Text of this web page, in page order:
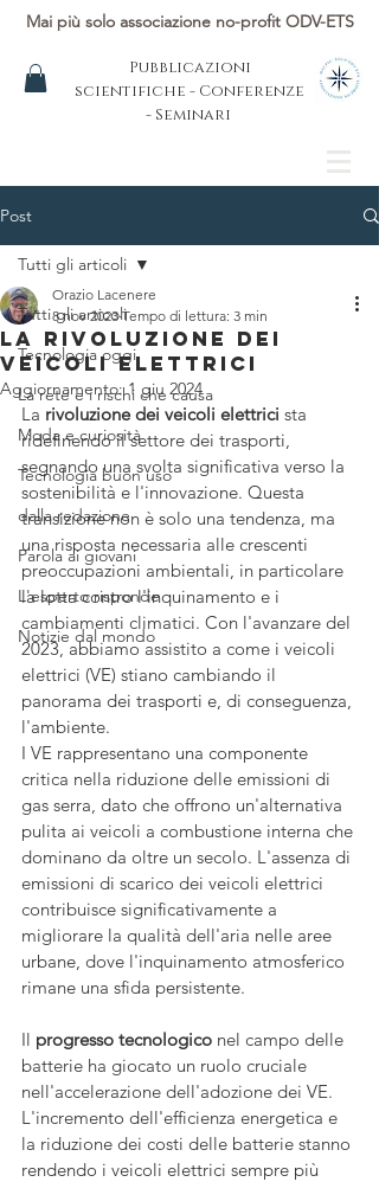
Mai più solo associazione no-profit ODV-ETS
Pubblicazioni
scientifiche - Conferenze
- Seminari
Post
Tutti gli articoli
Tecnologia oggi
La rete e i rischi che causa
Moda e curiosità
Tecnologia buon uso
dalla redazione
Parola ai giovani
L'esperto risponde
Notizie dal mondo
Tutti gli articoli
La rivoluzione dei
veicoli elettrici
Orazio Lacenere
8 nov 2023 Tempo di lettura: 3 min
Aggiornamento:1 giu 2024
La rivoluzione dei veicoli elettrici sta
ridefinendo il settore dei trasporti,
segnando una svolta significativa verso la
sostenibilità e l'innovazione. Questa
transizione non è solo una tendenza, ma
una risposta necessaria alle crescenti
preoccupazioni ambientali, in particolare
la lotta contro l'inquinamento e i
cambiamenti climatici. Con l'avanzare del
2023, abbiamo assistito a come i veicoli
elettrici (VE) stiano cambiando il
panorama dei trasporti e, di conseguenza,
l'ambiente.
I VE rappresentano una componente
critica nella riduzione delle emissioni di
gas serra, dato che offrono un'alternativa
pulita ai veicoli a combustione interna che
dominano da oltre un secolo. L'assenza di
emissioni di scarico dei veicoli elettrici
contribuisce significativamente a
migliorare la qualità dell'aria nelle aree
urbane, dove l'inquinamento atmosferico
rimane una sfida persistente.
Il progresso tecnologico nel campo delle
batterie ha giocato un ruolo cruciale
nell'accelerazione dell'adozione dei VE.
L'incremento dell'efficienza energetica e
la riduzione dei costi delle batterie stanno
rendendo i veicoli elettrici sempre più